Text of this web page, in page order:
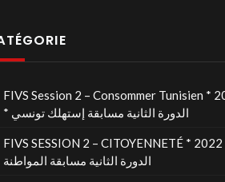
FIVS Session 2 – Consommer Tunisien *
* الدورة الثانية مسابقة إستهلك تونسي
FIVS SESSION 2 – CITOYENNETÉ *
الدورة الثانية مسابقة المواطنة